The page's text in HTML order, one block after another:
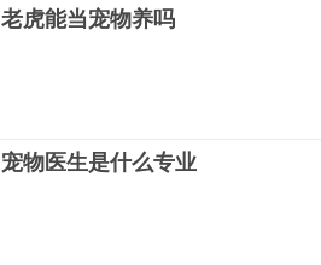
老虎能当宠物养吗
宠物医生是什么专业